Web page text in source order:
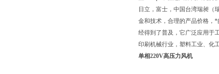
日立，富士，中国台湾瑞昶（
金和技术，合理的产品价格，
经得到了普及，它广泛应用于
印刷机械行业，塑料工业、化
单相220V高压力风机